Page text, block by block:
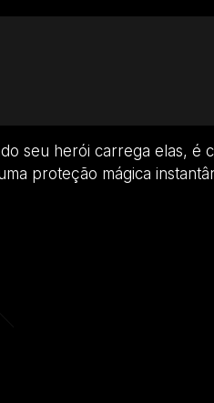
seu herói carrega elas, é
proteção mágica